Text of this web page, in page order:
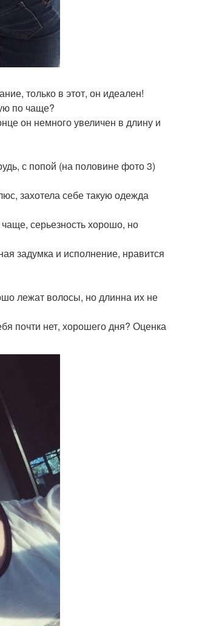
только в этот, он идеален!
по чаще?
он немного увеличен в длину и
с попой (на половине фото 3)
захотела себе такую одежда
серьезность хорошо, но
задумка и исполнение, нравится
лежат волосы, но длинна их не
почти нет, хорошего дня? Оценка